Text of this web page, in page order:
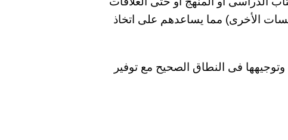
الأخرى) مما يساعدهم على اتخاذ
وتوجيهها فى النطاق الصحيح مع توفير